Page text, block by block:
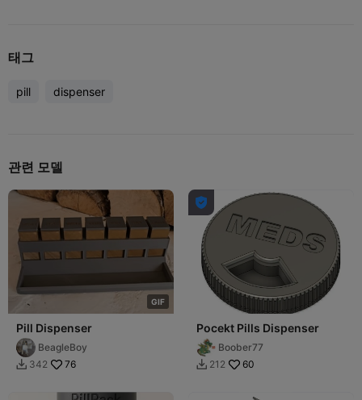
태그
pill dispenser
관련 모델
GIF
Pill Dispenser
BeagleBoy
 342 76

Pocekt Pills Dispenser
Boober77
 212 60